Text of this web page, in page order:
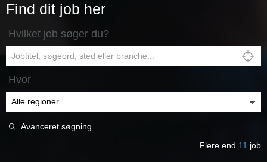
Find dit job her
Hvilket job søger du?
Hvor
Avanceret søgning
Flere end 11 job